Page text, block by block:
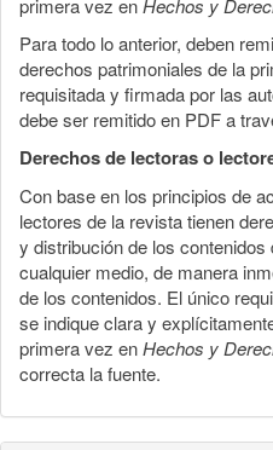
primera vez enHechos y
Para todo lo anterior, deben
derechos patrimoniales de la
requisitada y firmada por las
debe ser remitido en PDF a
Derechos de lectoras o
Con base en los principios de
lectores de la revista tienen
y distribución de los contenidos
cualquier medio, de manera
de los contenidos. El único
se indique clara y
primera vez enHechos y
correcta la fuente.